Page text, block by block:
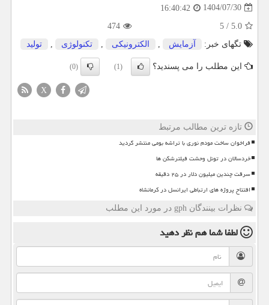
1404/07/30
16:40:42
5.0
/
5
474
تگهای خبر:
آزمایش , الكترونیكی , تكنولوژی , تولید
این مطلب را می پسندید؟ (1)
(0)
X
تازه ترین مطالب مرتبط
فراخوان ساخت مودم نوری با تراشه بومی منتشر گردید
خردسالان در تونل وحشت فیلترشکن ها
سرقت چندین میلیون دلار در ۲۵ دقیقه
افتتاح پروژه های ارتباطی ایرانسل در کرمانشاه
نظرات بینندگان gph در مورد این مطلب
لطفا شما همنظر دهید